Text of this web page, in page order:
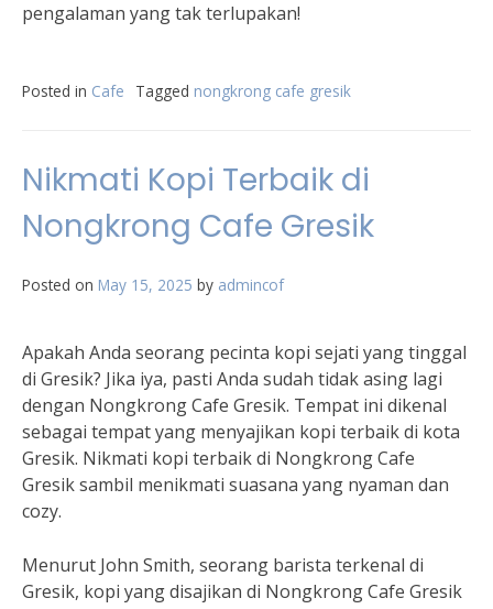
pengalaman yang tak terlupakan!
Posted in Cafe Tagged nongkrong cafe gresik
Nikmati Kopi Terbaik di
Nongkrong Cafe Gresik
Posted on May 15, 2025 by admincof
Apakah Anda seorang pecinta kopi sejati yang tinggal
di Gresik? Jika iya, pasti Anda sudah tidak asing lagi
dengan Nongkrong Cafe Gresik. Tempat ini dikenal
sebagai tempat yang menyajikan kopi terbaik di kota
Gresik. Nikmati kopi terbaik di Nongkrong Cafe
Gresik sambil menikmati suasana yang nyaman dan
cozy.
Menurut John Smith, seorang barista terkenal di
Gresik, kopi yang disajikan di Nongkrong Cafe Gresik